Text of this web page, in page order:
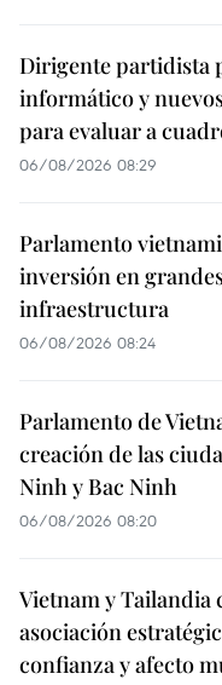
Dirigente partidista
informático y
para evaluar a
06/08/2026 08:29
Parlamento
inversión en
infraestructura
06/08/2026 08:24
Parlamento de
creación de las
Ninh y Bac Ninh
06/08/2026 08:20
Vietnam y Tailandia
asociación
confianza y afecto